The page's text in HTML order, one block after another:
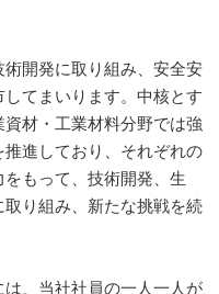
開発に取り組み、安全安
てまいります。中核とす
材・工業材料分野では強
進しており、それぞれの
もって、技術開発、生
り組み、新たな挑戦を続
、当社社員の一人一人が